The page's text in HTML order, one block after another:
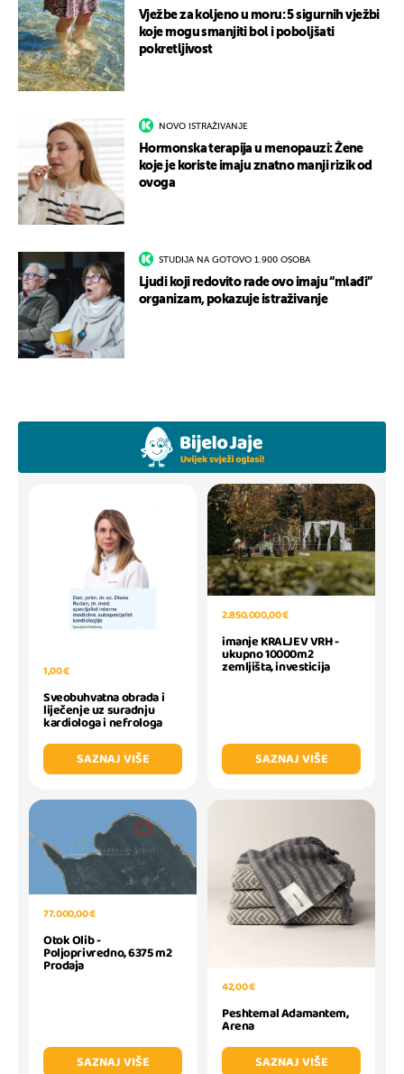
Vježbe za koljeno u moru: 5 sigurnih vježbi
koje mogu smanjiti bol i poboljšati
pokretljivost
NOVO ISTRAŽIVANJE
Hormonska terapija u menopauzi: Žene
koje je koriste imaju znatno manji rizik od
ovoga
STUDIJA NA GOTOVO 1.900 OSOBA
Ljudi koji redovito rade ovo imaju “mlađi”
organizam, pokazuje istraživanje
1,00 €
Sveobuhvatna obrada i
liječenje uz suradnju
kardiologa i nefrologa
SAZNAJ VIŠE
2.850.000,00 €
imanje KRALJEV VRH -
ukupno 10000m2
zemljišta, investicija
SAZNAJ VIŠE
77.000,00 €
Otok Olib -
Poljoprivredno, 6375 m2
Prodaja
SAZNAJ VIŠE
42,00 €
Peshtemal Adamantem,
Arena
SAZNAJ VIŠE